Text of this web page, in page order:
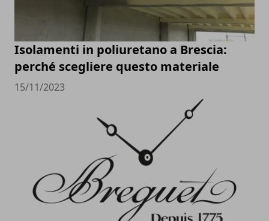
Isolamenti in poliuretano a Brescia:
perché scegliere questo materiale
15/11/2023